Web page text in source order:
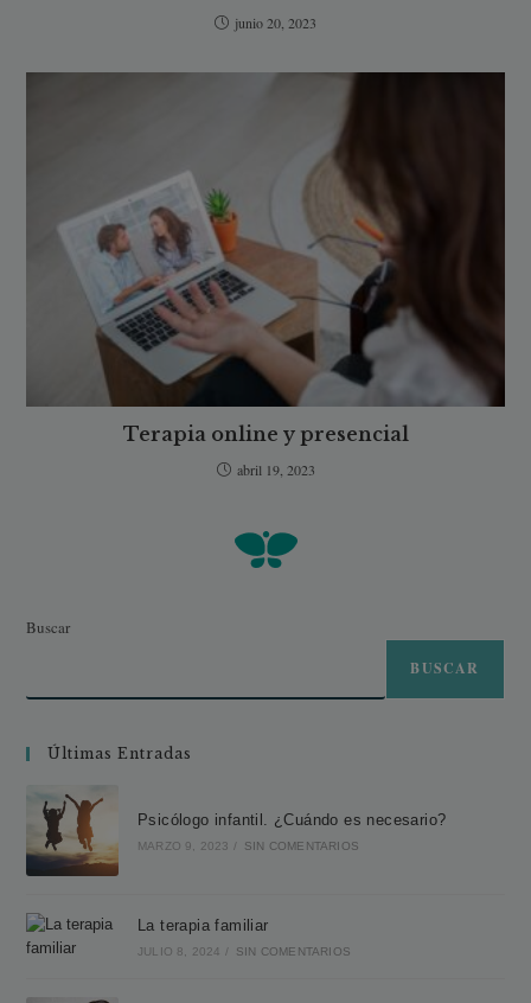
junio 20, 2023
Terapia online y presencial
abril 19, 2023
Buscar
BUSCAR
Últimas Entradas
Psicólogo infantil. ¿Cuándo es necesario?
MARZO 9, 2023 / SIN COMENTARIOS
La terapia familiar
JULIO 8, 2024 / SIN COMENTARIOS